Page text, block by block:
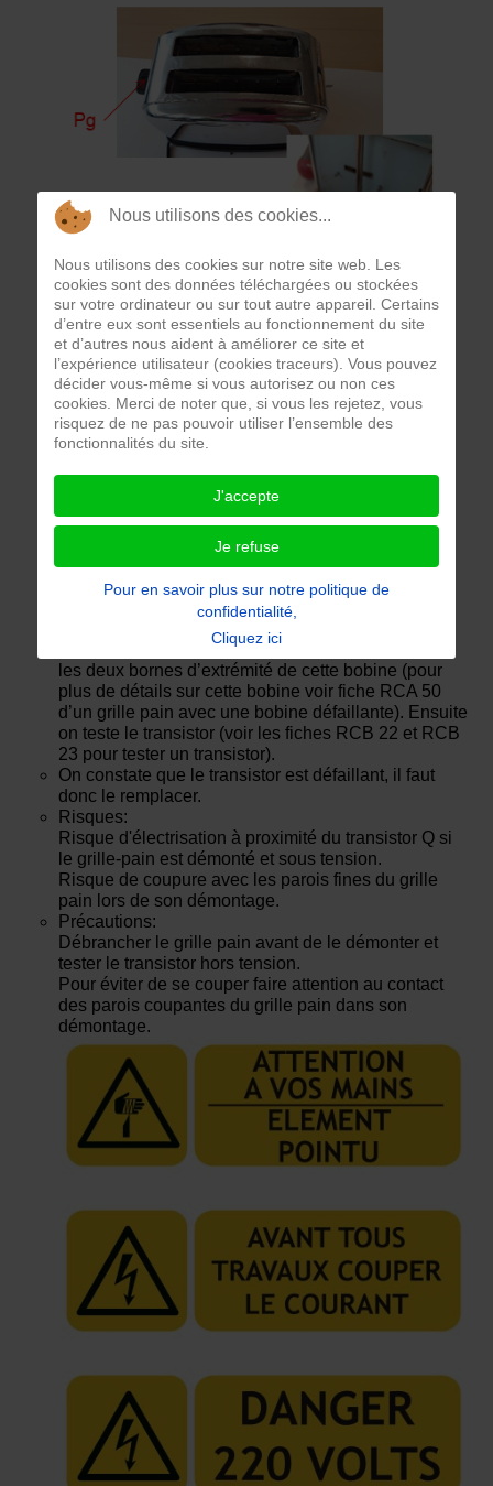
Lorsqu’on met en marche le grille pain, celui-ci
fonctionne en chauffant, toutefois le grille pain ne
s’arrête pas de chauffer
Après démontage, on identifie que le composant Q
est un transistor à partir des inscriptions sur son
corps. On teste le transistor Q qui est relié à la
bobine de maintien de la poignée Pg en position
basse (par la borne B2), les bornes B1 et B2 étant
les deux bornes d’extrémité de cette bobine (pour
plus de détails sur cette bobine voir fiche RCA 50
d’un grille pain avec une bobine défaillante). Ensuite
on teste le transistor (voir les fiches RCB 22 et RCB
23 pour tester un transistor).
On constate que le transistor est défaillant, il faut
donc le remplacer.
Risques:
Risque d'électrisation à proximité du transistor Q si
le grille-pain est démonté et sous tension.
Risque de coupure avec les parois fines du grille
pain lors de son démontage.
Précautions:
Débrancher le grille pain avant de le démonter et
tester le transistor hors tension.
Pour éviter de se couper faire attention au contact
des parois coupantes du grille pain dans son
démontage.
Nous utilisons des cookies...
Nous utilisons des cookies sur notre site web. Les
cookies sont des données téléchargées ou stockées
sur votre ordinateur ou sur tout autre appareil. Certains
d’entre eux sont essentiels au fonctionnement du site
et d’autres nous aident à améliorer ce site et
l’expérience utilisateur (cookies traceurs). Vous pouvez
décider vous-même si vous autorisez ou non ces
cookies. Merci de noter que, si vous les rejetez, vous
risquez de ne pas pouvoir utiliser l’ensemble des
fonctionnalités du site.
J'accepte
Je refuse
Pour en savoir plus sur notre politique de
confidentialité,
Cliquez ici